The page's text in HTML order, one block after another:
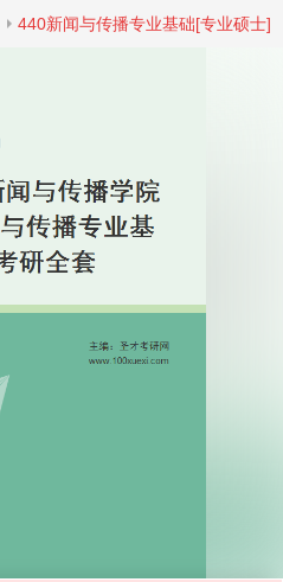
440新闻与传播专业基础[专业硕士]